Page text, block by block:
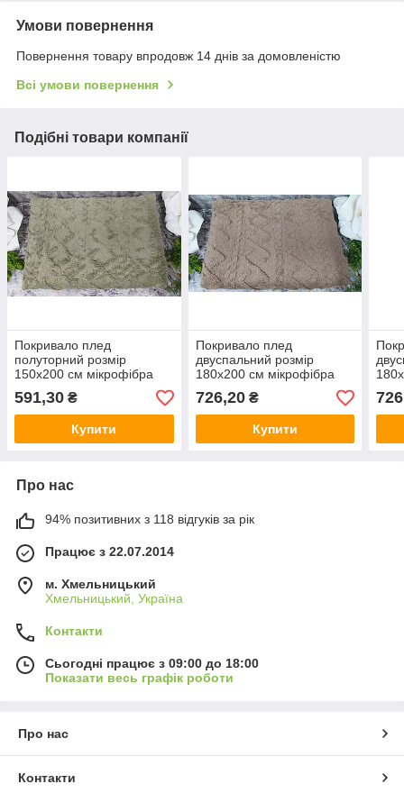
Умови повернення
Повернення товару впродовж 14 днів за домовленістю
Всі умови повернення
Подібні товари компанії
Покривало плед
полуторний розмір
150х200 см мікрофібра
однотонний з тисненням
S2005
591,30 ₴
Купити
Покривало плед
двуспальний розмір
180х200 см мікрофібра
однотонний з тисненням
S2005
726,20₴
Купити
Про нас
94% позитивних з 118 відгуків за рік
Працює з 22.07.2014
м. Хмельницький
Хмельницький, Україна
Контакти
Сьогодні працює з 09:00 до 18:00
Показати весь графік роботи
Про нас
Контакти